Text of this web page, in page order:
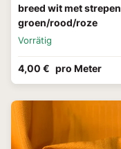
breed wit met strepen
groen/rood/roze
Vorrätig
4,00 € pro Meter